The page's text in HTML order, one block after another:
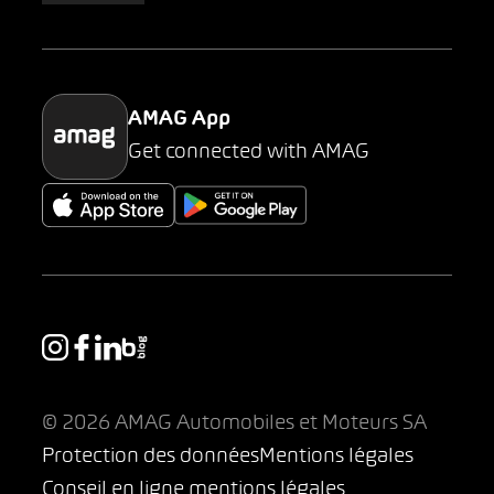
Parking
AMAG App
Get connected with AMAG
© 2026 AMAG Automobiles et Moteurs SA
Protection des donnéesMentions légales